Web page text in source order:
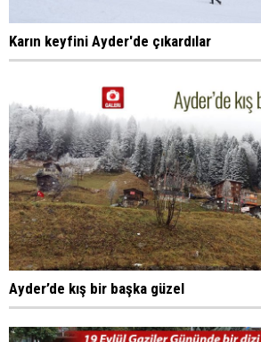
Karın keyfini Ayder'de çıkardılar
Ayder’de kış bir başka güzel